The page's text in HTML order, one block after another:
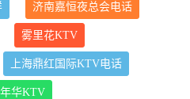
济南嘉恒夜总会电话
雾里花KTV
上海鼎红国际KTV电话
华KTV